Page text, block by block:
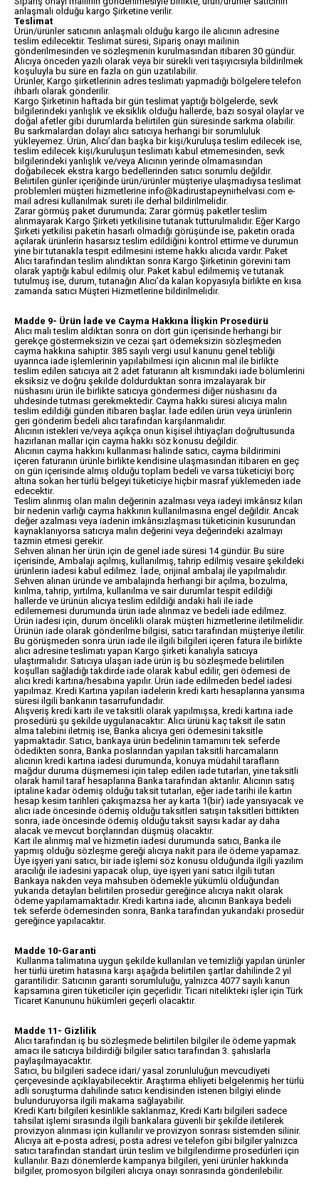
anlaşmalı olduğu kargo Şirketine verilir.
Teslimat
Ürün/ürünler satıcının anlaşmalı olduğu kargo ile alıcının adresine
teslim edilecektir. Teslimat süresi, Sipariş onayı mailinin
gönderilmesinden ve sözleşmenin kurulmasından itibaren 30 gündür.
Alıcıya önceden yazılı olarak veya bir sürekli veri taşıyıcısıyla bildirilmek
koşuluyla bu süre en fazla on gün uzatılabilir.
Ürünler, Kargo şirketlerinin adres teslimatı yapmadığı bölgelere telefon
ihbarlı olarak gönderilir.
Kargo Şirketinin haftada bir gün teslimat yaptığı bölgelerde, sevk
bilgilerindeki yanlışlık ve eksiklik olduğu hallerde, bazı sosyal olaylar ve
doğal afetler gibi durumlarda belirtilen gün süresinde sarkma olabilir.
Bu sarkmalardan dolayı alıcı satıcıya herhangi bir sorumluluk
yükleyemez. Ürün, Alıcı’dan başka bir kişi/kuruluşa teslim edilecek ise,
teslim edilecek kişi/kuruluşun teslimatı kabul etmemesinden, sevk
bilgilerindeki yanlışlık ve/veya Alıcının yerinde olmamasından
doğabilecek ekstra kargo bedellerinden satıcı sorumlu değildir.
Belirtilen günler içeriğinde ürün/ürünler müşteriye ulaşmadıysa teslimat
problemleri müşteri hizmetlerine info@kadirustapeynirhelvasi.com e-
mail adresi kullanılmak sureti ile derhal bildirilmelidir.
Zarar görmüş paket durumunda; Zarar görmüş paketler teslim
alınmayarak Kargo Şirketi yetkilisine tutanak tutturulmalıdır. Eğer Kargo
Şirketi yetkilisi paketin hasarlı olmadığı görüşünde ise, paketin orada
açılarak ürünlerin hasarsız teslim edildiğini kontrol ettirme ve durumun
yine bir tutanakla tespit edilmesini isteme hakkı alıcıda vardır. Paket
Alıcı tarafından teslim alındıktan sonra Kargo Şirketinin görevini tam
olarak yaptığı kabul edilmiş olur. Paket kabul edilmemiş ve tutanak
tutulmuş ise, durum, tutanağın Alıcı’da kalan kopyasıyla birlikte en kısa
zamanda satıcı Müşteri Hizmetlerine bildirilmelidir.
Madde 9- Ürün İade ve Cayma Hakkına İlişkin Prosedürü
Alıcı malı teslim aldıktan sonra on dört gün içerisinde herhangi bir
gerekçe göstermeksizin ve cezai şart ödemeksizin sözleşmeden
cayma hakkına sahiptir. 385 sayılı vergi usul kanunu genel tebliği
uyarınca iade işlemlerinin yapılabilmesi için alıcının mal ile birlikte
teslim edilen satıcıya ait 2 adet faturanın alt kısmındaki iade bölümlerini
eksiksiz ve doğru şekilde doldurduktan sonra imzalayarak bir
nüshasını ürün ile birlikte satıcıya göndermesi diğer nüshasını da
uhdesinde tutması gerekmektedir. Cayma hakkı süresi alıcıya malın
teslim edildiği günden itibaren başlar. İade edilen ürün veya ürünlerin
geri gönderim bedeli alıcı tarafından karşılanmalıdır.
Alıcının istekleri ve/veya açıkça onun kişisel ihtiyaçları doğrultusunda
hazırlanan mallar için cayma hakkı söz konusu değildir.
Alıcının cayma hakkını kullanması halinde satıcı, cayma bildirimini
içeren faturanın ürünle birlikte kendisine ulaşmasından itibaren en geç
on gün içerisinde almış olduğu toplam bedeli ve varsa tüketiciyi borç
altına sokan her türlü belgeyi tüketiciye hiçbir masraf yüklemeden iade
edecektir.
Teslim alınmış olan malın değerinin azalması veya iadeyi imkânsız kılan
bir nedenin varlığı cayma hakkının kullanılmasına engel değildir. Ancak
değer azalması veya iadenin imkânsızlaşması tüketicinin kusurundan
kaynaklanıyorsa satıcıya malın değerini veya değerindeki azalmayı
tazmin etmesi gerekir.
Sehven alınan her ürün için de genel iade süresi 14 gündür. Bu süre
içerisinde, Ambalajı açılmış, kullanılmış, tahrip edilmiş vesaire şekildeki
ürünlerin iadesi kabul edilmez. İade, orijinal ambalaj ile yapılmalıdır.
Sehven alınan üründe ve ambalajında herhangi bir açılma, bozulma,
kırılma, tahrip, yırtılma, kullanılma ve sair durumlar tespit edildiği
hallerde ve ürünün alıcıya teslim edildiği andaki hali ile iade
edilememesi durumunda ürün iade alınmaz ve bedeli iade edilmez.
Ürün iadesi için, durum öncelikli olarak müşteri hizmetlerine iletilmelidir.
Ürünün iade olarak gönderilme bilgisi, satıcı tarafından müşteriye iletilir.
Bu görüşmeden sonra ürün iade ile ilgili bilgileri içeren fatura ile birlikte
alıcı adresine teslimatı yapan Kargo şirketi kanalıyla satıcıya
ulaştırmalıdır. Satıcıya ulaşan iade ürün iş bu sözleşmede belirtilen
koşulları sağladığı takdirde iade olarak kabul edilir, geri ödemesi de
alıcı kredi kartına/hesabına yapılır. Ürün iade edilmeden bedel iadesi
yapılmaz. Kredi Kartına yapılan iadelerin kredi kartı hesaplarına yansıma
süresi ilgili bankanın tasarrufundadır.
Alışveriş kredi kartı ile ve taksitli olarak yapılmışsa, kredi kartına iade
prosedürü şu şekilde uygulanacaktır: Alıcı ürünü kaç taksit ile satın
alma talebini iletmiş ise, Banka alıcıya geri ödemesini taksitle
yapmaktadır. Satıcı, bankaya ürün bedelinin tamamını tek seferde
ödedikten sonra, Banka poslarından yapılan taksitli harcamaların
alıcının kredi kartına iadesi durumunda, konuya müdahil tarafların
mağdur duruma düşmemesi için talep edilen iade tutarları, yine taksitli
olarak hamil taraf hesaplarına Banka tarafından aktarılır. Alıcının satış
iptaline kadar ödemiş olduğu taksit tutarları, eğer iade tarihi ile kartın
hesap kesim tarihleri çakışmazsa her ay karta 1(bir) iade yansıyacak ve
alıcı iade öncesinde ödemiş olduğu taksitleri satışın taksitleri bittikten
sonra, iade öncesinde ödemiş olduğu taksit sayısı kadar ay daha
alacak ve mevcut borçlarından düşmüş olacaktır.
Kart ile alınmış mal ve hizmetin iadesi durumunda satıcı, Banka ile
yapmış olduğu sözleşme gereği alıcıya nakit para ile ödeme yapamaz.
Üye işyeri yani satıcı, bir iade işlemi söz konusu olduğunda ilgili yazılım
aracılığı ile iadesini yapacak olup, üye işyeri yani satıcı ilgili tutarı
Bankaya nakden veya mahsuben ödemekle yükümlü olduğundan
yukarıda detayları belirtilen prosedür gereğince alıcıya nakit olarak
ödeme yapılamamaktadır. Kredi kartına iade, alıcının Bankaya bedeli
tek seferde ödemesinden sonra, Banka tarafından yukarıdaki prosedür
gereğince yapılacaktır.
Madde 10-Garanti
Kullanma talimatına uygun şekilde kullanılan ve temizliği yapılan ürünler
her türlü üretim hatasına karşı aşağıda belirtilen şartlar dahilinde 2 yıl
garantilidir: Satıcının garanti sorumluluğu, yalnızca 4077 sayılı kanun
kapsamına giren tüketiciler için geçerlidir. Ticari nitelikteki işler için Türk
Ticaret Kanununu hükümleri geçerli olacaktır.
Madde 11- Gizlilik
Alıcı tarafından iş bu sözleşmede belirtilen bilgiler ile ödeme yapmak
amacı ile satıcıya bildirdiği bilgiler satıcı tarafından 3. şahıslarla
paylaşılmayacaktır.
Satıcı, bu bilgileri sadece idari/ yasal zorunluluğun mevcudiyeti
çerçevesinde açıklayabilecektir. Araştırma ehliyeti belgelenmiş her türlü
adli soruşturma dahilinde satıcı kendisinden istenen bilgiyi elinde
bulunduruyorsa ilgili makama sağlayabilir.
Kredi Kartı bilgileri kesinlikle saklanmaz, Kredi Kartı bilgileri sadece
tahsilat işlemi sırasında ilgili bankalara güvenli bir şekilde iletilerek
provizyon alınması için kullanılır ve provizyon sonrası sistemden silinir.
Alıcıya ait e-posta adresi, posta adresi ve telefon gibi bilgiler yalnızca
satıcı tarafından standart ürün teslim ve bilgilendirme prosedürleri için
kullanılır. Bazı dönemlerde kampanya bilgileri, yeni ürünler hakkında
bilgiler, promosyon bilgileri alıcıya onayı sonrasında gönderilebilir.